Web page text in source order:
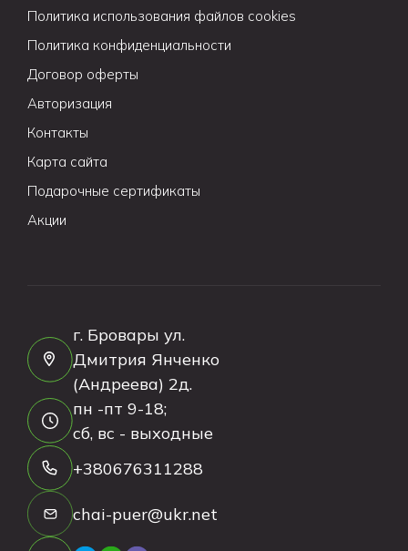
Политика использования файлов cookies
Политика конфиденциальности
Договор оферты
Авторизация
Контакты
Карта сайта
Подарочные сертификаты
Акции
г. Бровары ул.
Дмитрия Янченко
(Андреева) 2д.
пн -пт 9-18;
сб, вс - выходные
+380676311288
chai-puer@ukr.net